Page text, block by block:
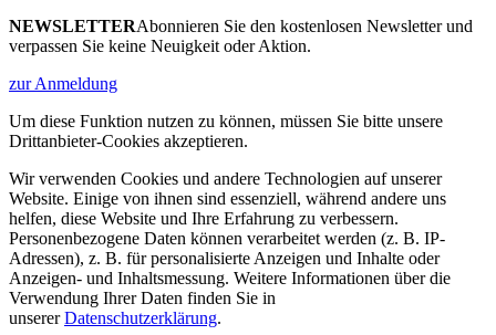
NEWSLETTERAbonnieren Sie den kostenlosen Newsletter und
verpassen Sie keine Neuigkeit oder Aktion.
zur Anmeldung
Um diese Funktion nutzen zu können, müssen Sie bitte unsere
Drittanbieter-Cookies akzeptieren.
Wir verwenden Cookies und andere Technologien auf unserer
Website. Einige von ihnen sind essenziell, während andere uns
helfen, diese Website und Ihre Erfahrung zu verbessern.
Personenbezogene Daten können verarbeitet werden (z. B. IP-
Adressen), z. B. für personalisierte Anzeigen und Inhalte oder
Anzeigen- und Inhaltsmessung. Weitere Informationen über die
Verwendung Ihrer Daten finden Sie in
unsererDatenschutzerklärung.